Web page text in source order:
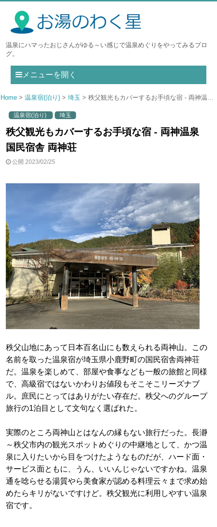
温泉にハマったおじさんがゆる～い感じで温泉めぐりをやってみるブロ
グ。
メニューを開く
Home 温泉宿(泊り) 埼玉 秩父観光もカバーするお手頃な宿 - 両神温泉 国民宿舎 両神荘
温泉宿(泊り) 埼玉
秩父観光もカバーするお手頃な宿 - 両神温泉
国民宿舎 両神荘
公開 2023/02/25
秩父山地にあって日本百名山にも数えられる両神山。この
名前を取った温泉宿が埼玉県小鹿野町の国民宿舎両神荘
だ。温泉を楽しめて、部屋や食事なども一般の旅館と同様
で、高級宿ではないかわりお値段もそこそこリーズナブ
ル。庶民にとってはありがたい存在だ。秩父へのグループ
旅行の1泊目として文句なく選ばれた。
実際のところ両神山とはなんの縁もない旅行だった。長瀞
～秩父市内の観光スポットめぐりの中継地として、かつ温
泉に入りたいから目をつけたようなものだが、ハード面・
サービス面ともに、うん、いいんじゃないですかね。温泉
通を唸らせる湯質やら美食家が認める料理云々まで求め始
めたらキリがないですけど。秩父観光に利用しやすい温泉
宿です。